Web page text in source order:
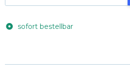
sofort bestellbar